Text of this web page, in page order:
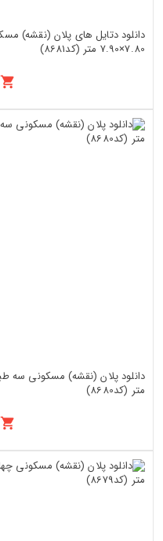
دانلود دتایل های پلان (نقشه)
7.80×7.90 متر (کد8681)
متر (کد8680)